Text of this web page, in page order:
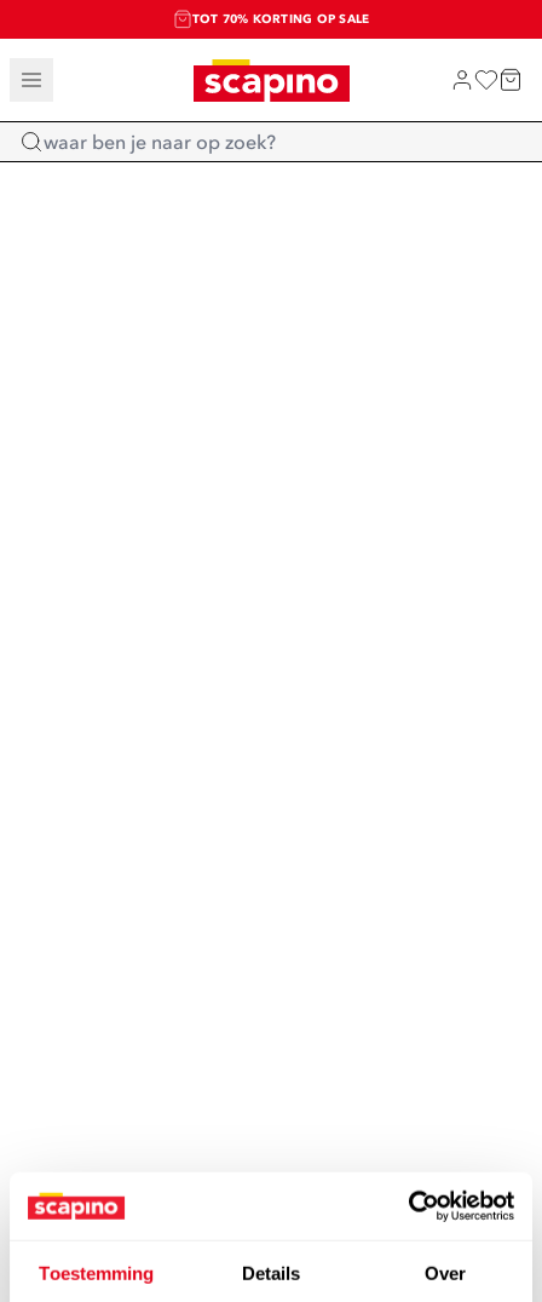
Toestemming Details Over
TOT 70% KORTING OP SALE
SALE: LAATSTE KANS!
SHOP NIEUW
Home